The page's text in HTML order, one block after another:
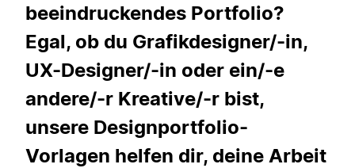
beeindruckendes Portfolio?
Egal, ob du Grafikdesigner/-in,
UX-Designer/-in oder ein/-e
andere/-r Kreative/-r bist,
unsere Designportfolio-
Vorlagen helfen dir, deine Arbeit